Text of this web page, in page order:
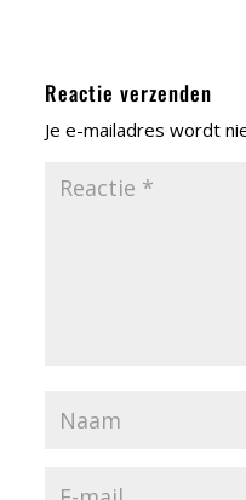
Reactie verzenden
Je e-mailadres wordt